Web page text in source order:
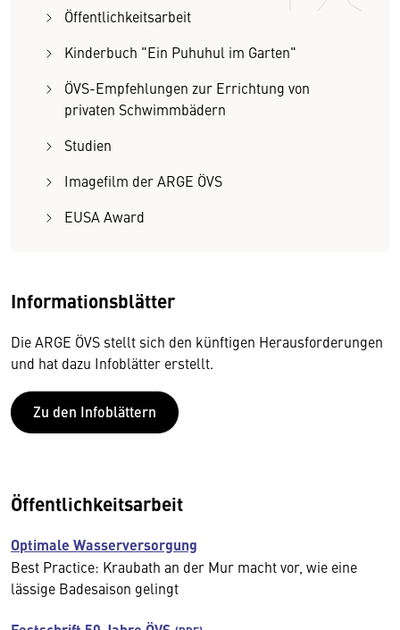
Öffentlichkeitsarbeit
Kinderbuch "Ein Puhuhul im Garten"
ÖVS-Empfehlungen zur Errichtung von
privaten Schwimmbädern
Studien
Imagefilm der ARGE ÖVS
EUSA Award
Informationsblätter
Die ARGE ÖVS stellt sich den künftigen Herausforderungen
und hat dazu Infoblätter erstellt.
Zu den Infoblättern
Öffentlichkeitsarbeit
Optimale Wasserversorgung
Best Practice: Kraubath an der Mur macht vor, wie eine
lässige Badesaison gelingt